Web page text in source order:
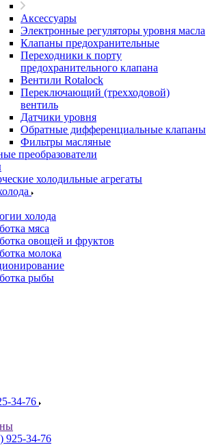
Аксессуары
Электронные регуляторы уровня масла
Клапаны предохранительные
Переходники к порту
предохранительного клапана
Вентили Rotalock
Переключающий (трехходовой)
вентиль
Датчики уровня
Обратные дифференциальные клапаны
Фильтры масляные
преобразователи
холодильные агрегаты
холода
мяса
овощей и фруктов
молока
рыбы
34-76
925-34-76